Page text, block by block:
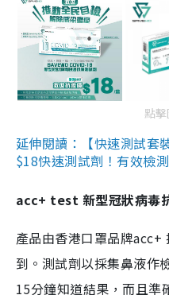
點
延伸閱讀：【快速測試套
$18快速測試劑！有效檢
acc+ test 新型冠狀病毒
產品由香港口罩品牌acc+
到。測試劑以採集鼻液作
15分鐘知道結果，而且